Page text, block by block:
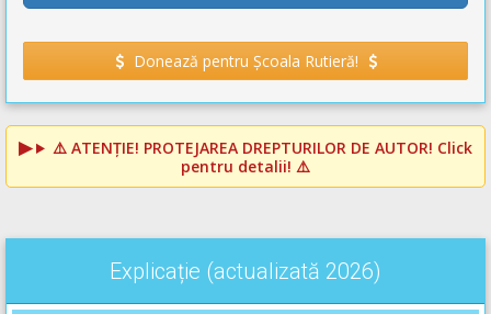
Donează pentru Școala Rutieră!
⚠️ ATENȚIE! PROTEJAREA DREPTURILOR DE AUTOR! Click
pentru detalii! ⚠️
Explicație (actualizată 2026)